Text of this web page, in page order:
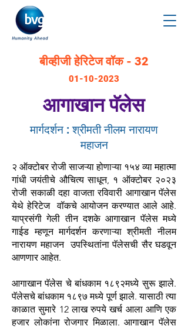
बीव्हीजी हेरिटेज वॉक - 32
01-10-2023
आगाखान पॅलेस
मार्गदर्शन : श्रीमती नीलम नारायण
महाजन
२ ऑक्टोबर रोजी साजऱ्या होणाऱ्या १५४ व्या महात्मा
गांधी जयंतीचे औचित्य साधून, १ ऑक्टोबर २०२३
रोजी सकाळी दहा वाजता रविवारी आगाखान पॅलेस
येथे हेरिटेज वॉकचे आयोजन करण्यात आले आहे.
याप्रसंगी गेली तीन दशके आगाखान पॅलेस मध्ये
गाईड म्हणून मार्गदर्शन करणाऱ्या श्रीमती नीलम
नारायण महाजन उपस्थितांना पॅलेसची सैर घडवून
आणणार आहेत.
आगाखान पॅलेस चे बांधकाम १८९२मध्ये सुरू झाले.
पॅलेसचे बांधकाम १८९७ मध्ये पूर्ण झाले. यासाठी त्या
काळात सुमारे 12 लाख रुपये खर्च आला आणि एक
हजार लोकांना रोजगार मिळाला. आगाखान पॅलेस